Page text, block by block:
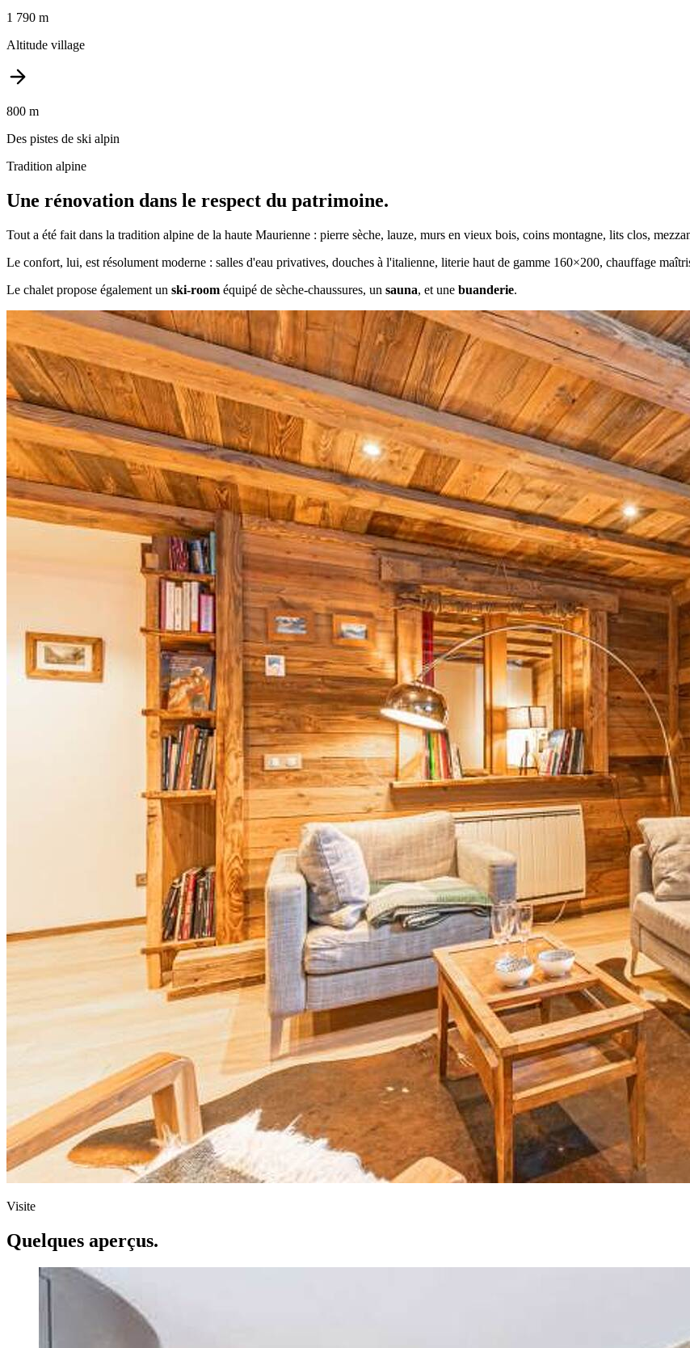
1 790 m
Altitude village
800 m
Des pistes de ski alpin
Tradition alpine
Une rénovation dans le respect du patrimoine.
Tout a été fait dans la tradition alpine de la haute Maurienne : pierre sèche, lauze, murs en vieux bois, coins montagne, lits clos,
Le confort, lui, est résolument moderne : salles d'eau privatives, douches à l'italienne, literie haut de gamme 160×200, chauffage
Le chalet propose également un ski-room équipé de sèche-chaussures, un sauna, et une buanderie.
Visite
Quelques aperçus.